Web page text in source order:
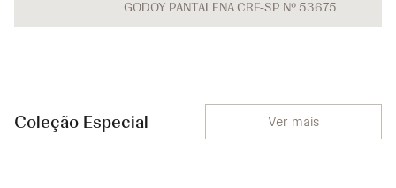
GODOY PANTALENA CRF-SP Nº 53675
Coleção Especial Ver mais